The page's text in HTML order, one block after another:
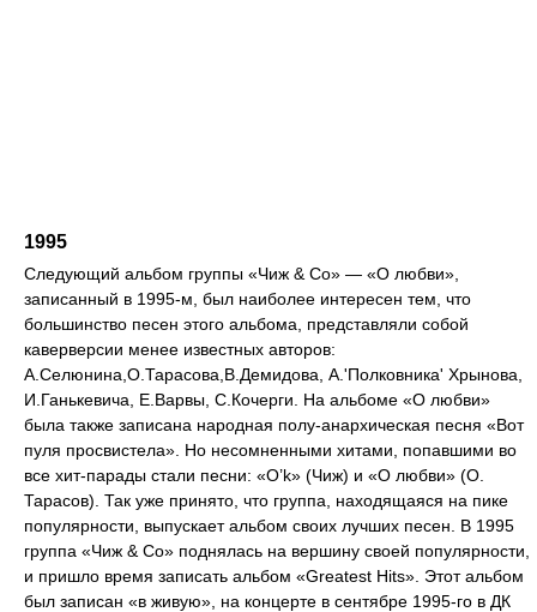
1995
Следующий альбом группы «Чиж & Со» — «О любви»,
записанный в 1995-м, был наиболее интересен тем, что
большинство песен этого альбома, представляли собой
каверверсии менее известных авторов:
А.Селюнина,О.Тарасова,В.Демидова, А.'Полковника' Хрынова,
И.Ганькевича, Е.Варвы, С.Кочерги. На альбоме «О любви»
была также записана народная полу-анархическая песня «Вот
пуля просвистела». Но несомненными хитами, попавшими во
все хит-парады стали песни: «O’k» (Чиж) и «О любви» (О.
Тарасов). Так уже принято, что группа, находящаяся на пике
популярности, выпускает альбом своих лучших песен. В 1995
группа «Чиж & Со» поднялась на вершину своей популярности,
и пришло время записать альбом «Greatest Hits». Этот альбом
был записан «в живую», на концерте в сентябре 1995-го в ДК